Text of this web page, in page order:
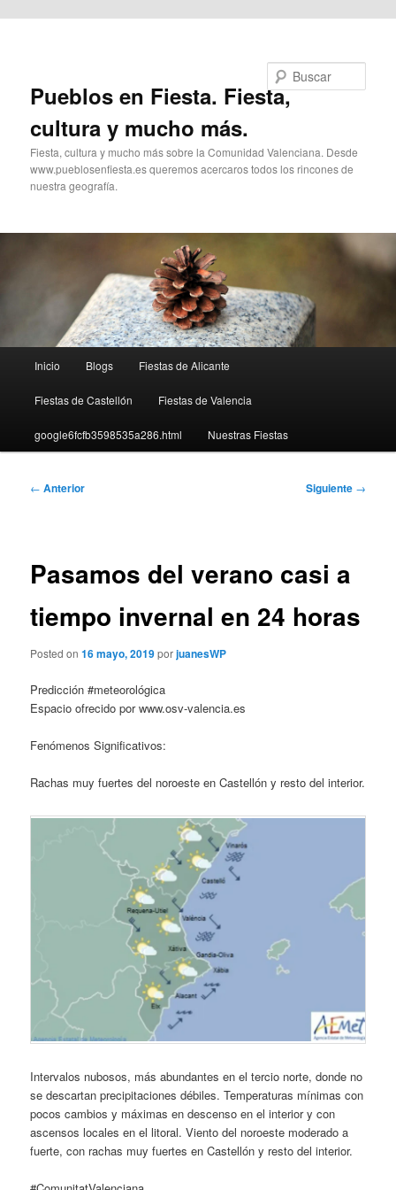
Pueblos en Fiesta. Fiesta,
cultura y mucho más.
Fiesta, cultura y mucho más sobre la Comunidad Valenciana. Desde
www.pueblosenfiesta.es queremos acercaros todos los rincones de
nuestra geografía.
principal
Inicio Blogs Fiestas de Alicante
Fiestas de Castellón Fiestas de Valencia
google6fcfb3598535a286.html Nuestras Fiestas
Navegación
← Anterior Siguiente →
Pasamos del verano casi a
tiempo invernal en 24 horas
Posted on16 mayo, 2019porjuanesWP
Predicción #meteorológica
Espacio ofrecido por www.osv-valencia.es
Fenómenos Significativos:
Rachas muy fuertes del noroeste en Castellón y resto del interior.
Intervalos nubosos, más abundantes en el tercio norte, donde no
se descartan precipitaciones débiles. Temperaturas mínimas con
pocos cambios y máximas en descenso en el interior y con
ascensos locales en el litoral. Viento del noroeste moderado a
fuerte, con rachas muy fuertes en Castellón y resto del interior.